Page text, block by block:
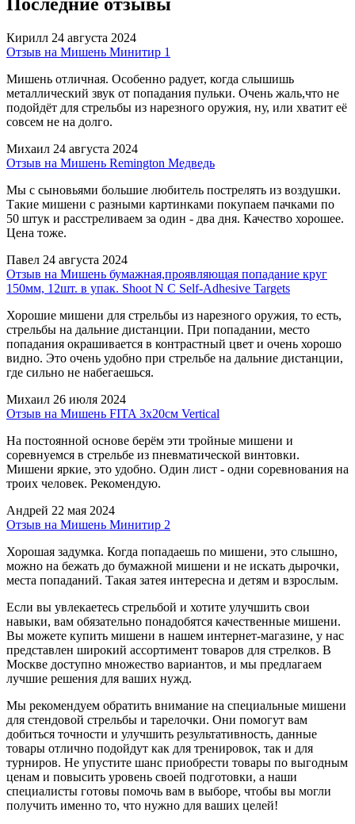
Кирилл 24 августа 2024
Отзыв на Мишень Минитир 1
Мишень отличная. Особенно радует, когда слышишь
металлический звук от попадания пульки. Очень жаль,что не
подойдёт для стрельбы из нарезного оружия, ну, или хватит её
совсем не на долго.
Михаил 24 августа 2024
Отзыв на Мишень Remington Медведь
Мы с сыновьями большие любитель пострелять из воздушки.
Такие мишени с разными картинками покупаем пачками по
50 штук и расстреливаем за один - два дня. Качество хорошее.
Цена тоже.
Павел 24 августа 2024
Отзыв на Мишень бумажная,проявляющая попадание круг
150мм, 12шт. в упак. Shoot N C Self-Adhesive Targets
Хорошие мишени для стрельбы из нарезного оружия, то есть,
стрельбы на дальние дистанции. При попадании, место
попадания окрашивается в контрастный цвет и очень хорошо
видно. Это очень удобно при стрельбе на дальние дистанции,
где сильно не набегаешься.
Михаил 26 июля 2024
Отзыв на Мишень FITA 3x20см Vertical
На постоянной основе берём эти тройные мишени и
соревнуемся в стрельбе из пневматической винтовки.
Мишени яркие, это удобно. Один лист - одни соревнования на
троих человек. Рекомендую.
Андрей 22 мая 2024
Отзыв на Мишень Минитир 2
Хорошая задумка. Когда попадаешь по мишени, это слышно,
можно на бежать до бумажной мишени и не искать дырочки,
места попаданий. Такая затея интересна и детям и взрослым.
Если вы увлекаетесь стрельбой и хотите улучшить свои
навыки, вам обязательно понадобятся качественные мишени.
Вы можете купить мишени в нашем интернет-магазине, у нас
представлен широкий ассортимент товаров для стрелков. В
Москве доступно множество вариантов, и мы предлагаем
лучшие решения для ваших нужд.
Мы рекомендуем обратить внимание на специальные мишени
для стендовой стрельбы и тарелочки. Они помогут вам
добиться точности и улучшить результативность, данные
товары отлично подойдут как для тренировок, так и для
турниров. Не упустите шанс приобрести товары по выгодным
ценам и повысить уровень своей подготовки, а наши
специалисты готовы помочь вам в выборе, чтобы вы могли
получить именно то, что нужно для ваших целей!